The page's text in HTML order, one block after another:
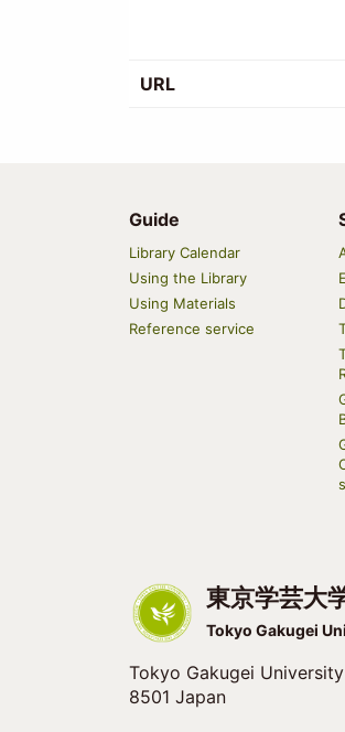
URL
Main
navigation
Guide
Library Calendar
Using the Library
Using Materials
Reference service
東京学芸大
Tokyo Gakugei
Tokyo Gakugei
8501 Japan